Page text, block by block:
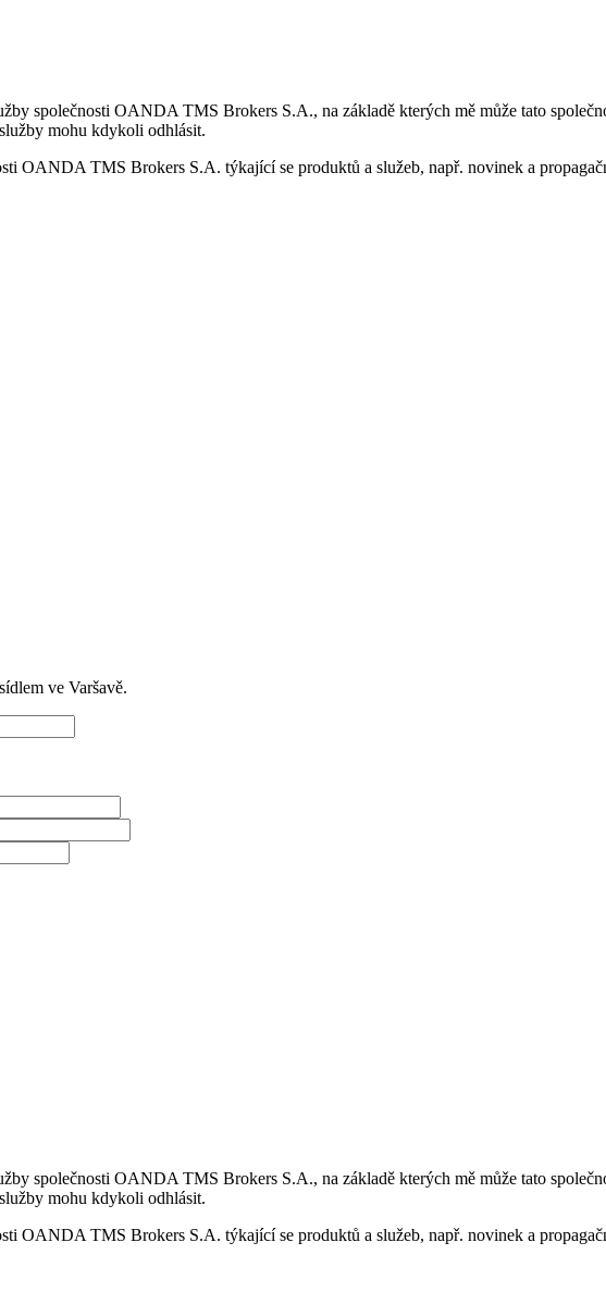
společnosti OANDA TMS Brokers S.A., na základě kterých mě může tato
mohu kdykoli odhlásit.
OANDA TMS Brokers S.A. týkající se produktů a služeb, např. novinek a
ve Varšavě.
společnosti OANDA TMS Brokers S.A., na základě kterých mě může tato
mohu kdykoli odhlásit.
OANDA TMS Brokers S.A. týkající se produktů a služeb, např. novinek a